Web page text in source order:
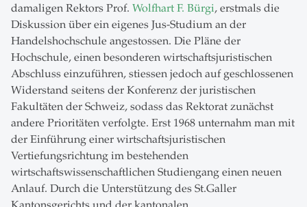
damaligen Rektors Prof. Wolfhart F. Bürgi, erstmals die
Diskussion über ein eigenes Jus-Studium an der
Handelshochschule angestossen. Die Pläne der
Hochschule, einen besonderen wirtschaftsjuristischen
Abschluss einzuführen, stiessen jedoch auf geschlossenen
Widerstand seitens der Konferenz der juristischen
Fakultäten der Schweiz, sodass das Rektorat zunächst
andere Prioritäten verfolgte. Erst 1968 unternahm man mit
der Einführung einer wirtschaftsjuristischen
Vertiefungsrichtung im bestehenden
wirtschaftswissenschaftlichen Studiengang einen neuen
Anlauf. Durch die Unterstützung des St.Galler